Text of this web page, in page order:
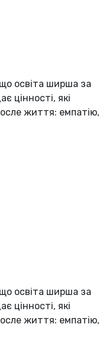
освіта ширша за
цінності, які
життя: емпатію,
освіта ширша за
цінності, які
життя: емпатію,